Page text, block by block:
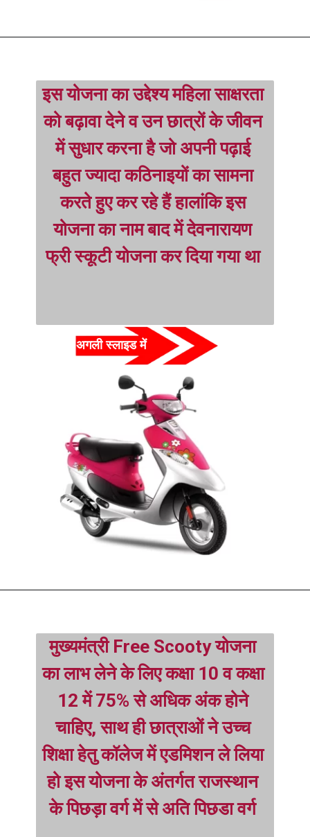
इस योजना का उद्देश्य महिला साक्षरता
को बढ़ावा देने व उन छात्रों के जीवन
में सुधार करना है जो अपनी पढ़ाई
बहुत ज्यादा कठिनाइयों का सामना
करते हुए कर रहे हैं हालांकि इस
योजना का नाम बाद में देवनारायण
फ्री स्कूटी योजना कर दिया गया था
अगली स्लाइड में
मुख्यमंत्री Free Scooty योजना
का लाभ लेने के लिए कक्षा 10 व कक्षा
12 में 75% से अधिक अंक होने
चाहिए, साथ ही छात्राओं ने उच्च
शिक्षा हेतु कॉलेज में एडमिशन ले लिया
हो इस योजना के अंतर्गत राजस्थान
के पिछड़ा वर्ग में से अति पिछडा वर्ग